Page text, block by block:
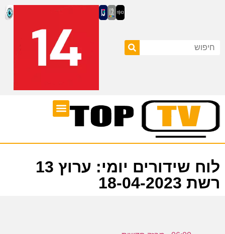
לוח שידורים יומי: ערוץ 13
רשת 18-04-2023